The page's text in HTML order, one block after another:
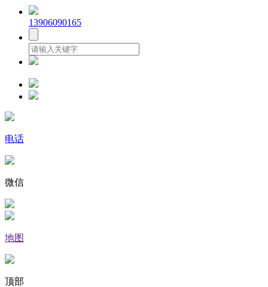
13906090165
电话
微信
地图
顶部